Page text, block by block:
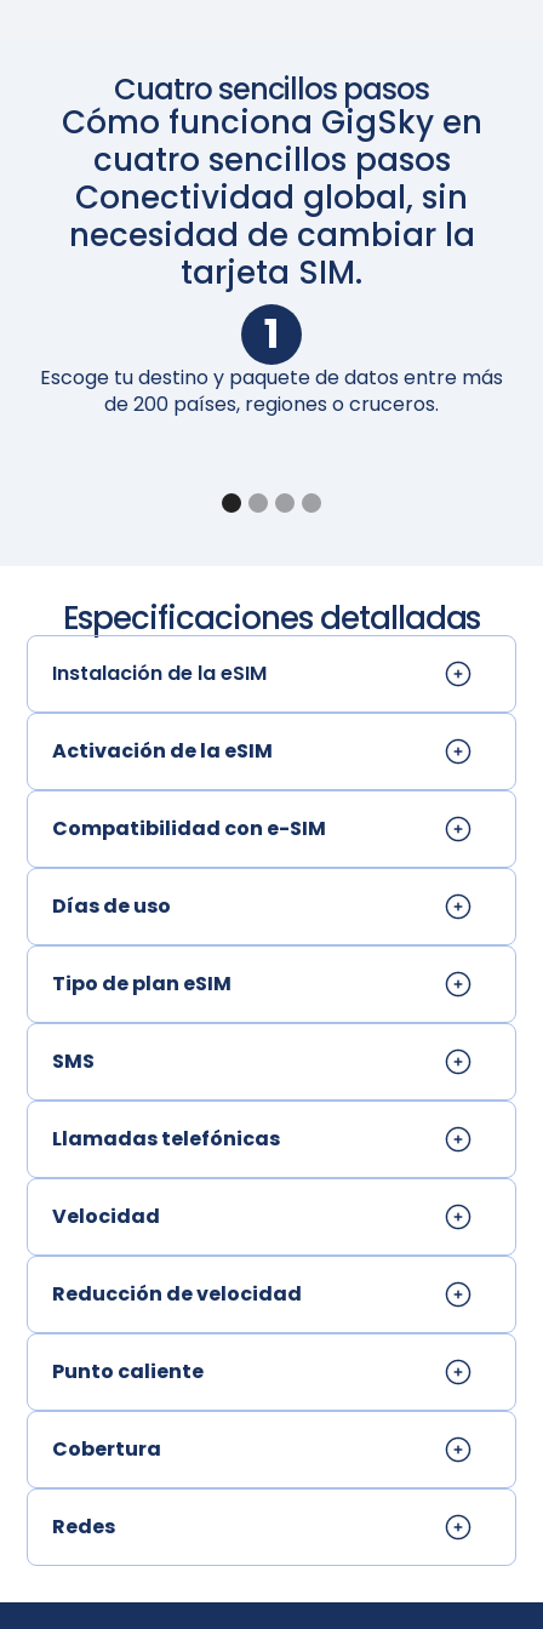
Cuatro sencillos pasos
Cómo funciona GigSky en
cuatro sencillos pasos
Conectividad global, sin
necesidad de cambiar la
tarjeta SIM.
1
Escoge tu destino y paquete de datos entre más
de 200 países, regiones o cruceros.
Especificaciones detalladas
Instalación de la eSIM
Activación de la eSIM
Compatibilidad con e-SIM
Días de uso
Tipo de plan eSIM
SMS
Llamadas telefónicas
Velocidad
Reducción de velocidad
Punto caliente
Cobertura
Redes